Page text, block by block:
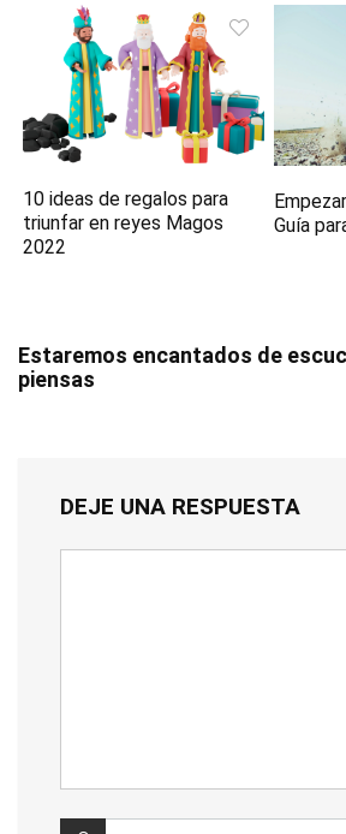
10 ideas de regalos para
triunfar en reyes Magos
2022
Guía
Estaremos encantados de
piensas
DEJE UNA RESPUESTA